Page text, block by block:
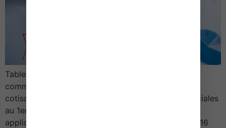
Tableau des cotisations sociales dues par les
commerçantsAnnée 2022 1/ Assiette et taux des
cotisationsTableau récapitulatif des cotisations sociales
au 1er janvier 2022CotisationBase de calculTaux
applicableMaladie-maternité *Revenus inférieurs à 16